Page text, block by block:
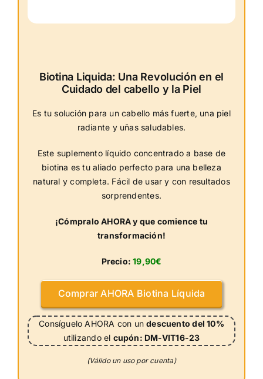
Biotina Liquida: Una Revolución en el
Cuidado del cabello y la Piel
Es tu solución para un cabello más fuerte, una piel
radiante y uñas saludables.
Este suplemento líquido concentrado a base de
biotina es tu aliado perfecto para una belleza
natural y completa. Fácil de usar y con resultados
sorprendentes.
¡Cómpralo AHORA y que comience tu
transformación!
Precio:19,90€
Comprar AHORA Biotina Líquida
Consíguelo AHORA con undescuento del 10%
utilizando el cupón: DM-VIT16-23
(Válido un uso por cuenta)